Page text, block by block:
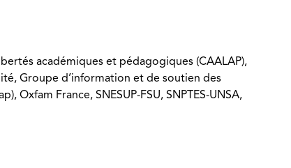
académiques et pédagogiques (CAALAP),
Groupe d’information et de soutien des
France, SNESUP-FSU, SNPTES-UNSA,